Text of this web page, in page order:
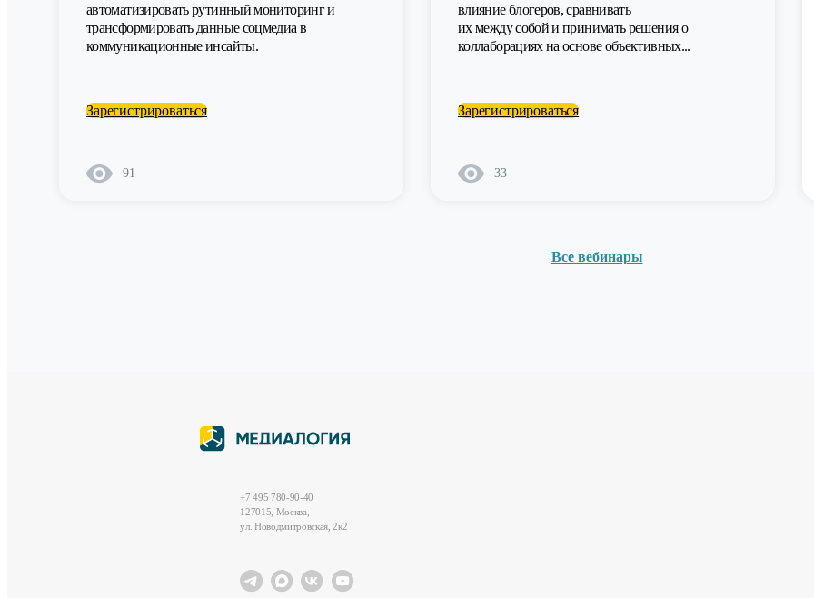
автоматизировать рутинный мониторинг и
трансформировать данные соцмедиа в
коммуникационные инсайты.
Зарегистрироваться
91
влияние блогеров, сравнивать
их между собой и принимать решения о
коллаборациях на основе объективных...
Зарегистрироваться
33
Все вебинары
+7 495 780-90-40
127015, Москва,
ул. Новодмитровская, 2к2